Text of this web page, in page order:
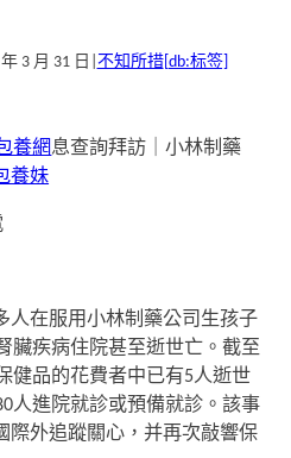
3 月 31 日 不知所措[db:标签]
養網息查詢拜訪｜小林制藥
養妹
人在服用小林制藥公司生孩子
臟疾病住院甚至逝世亡。截至
健品的花費者中已有5人逝世
人進院就診或預備就診。該事
際外追蹤關心，并再次敲響保